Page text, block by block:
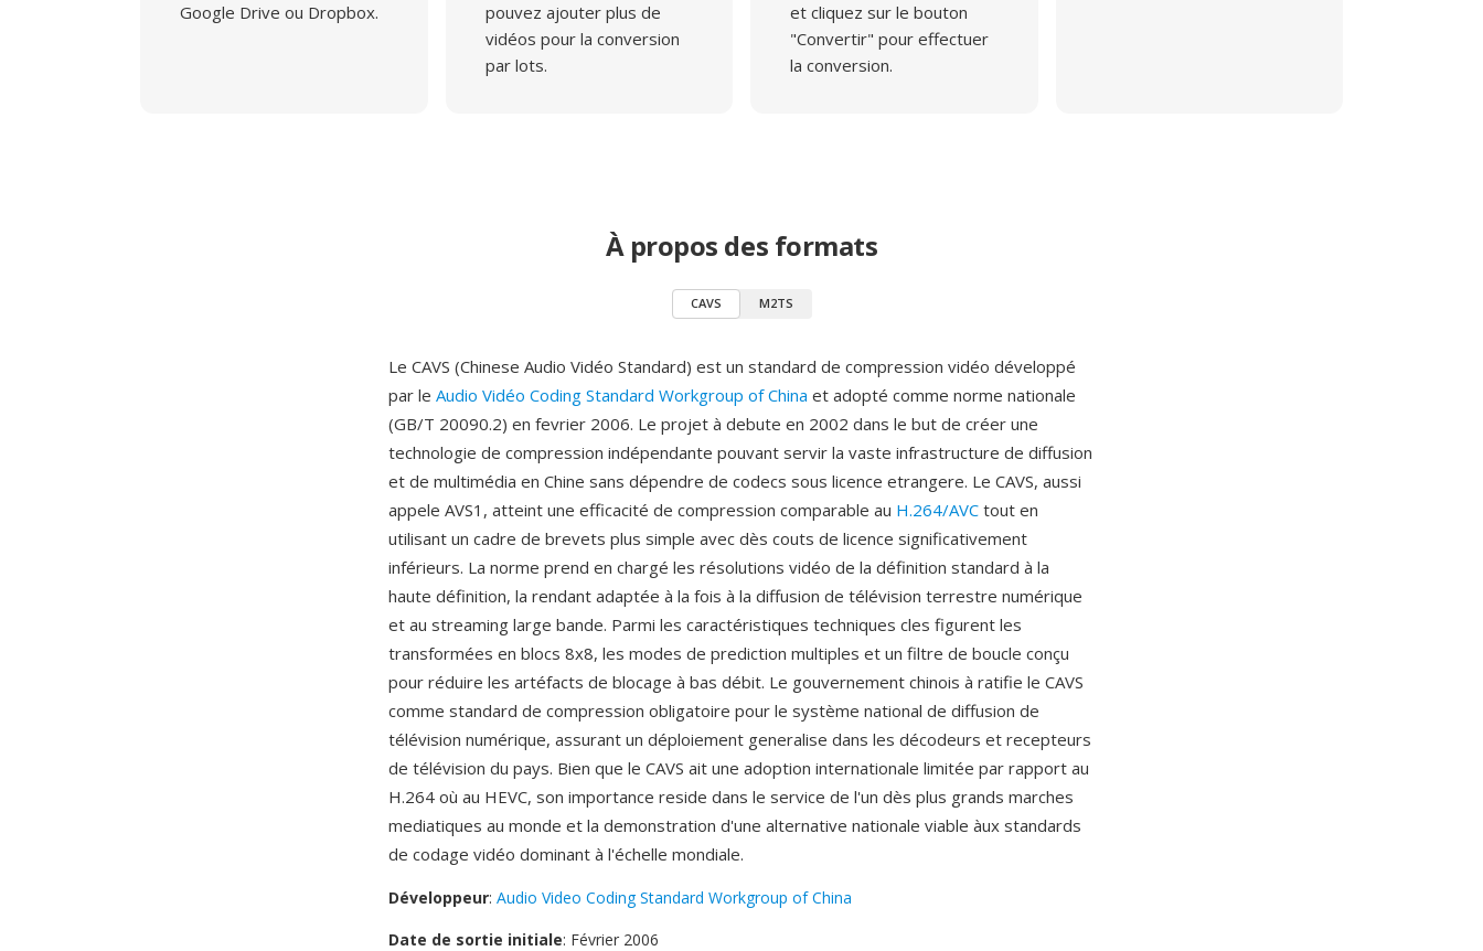
Google Drive ou Dropbox.
pouvez ajouter plus de
vidéos pour la conversion
par lots.
et cliquez sur le bouton
"Convertir" pour effectuer
la conversion.
À propos des formats
CAVS M2TS
Le CAVS (Chinese Audio Vidéo Standard) est un standard de compression vidéo développé
par le Audio Vidéo Coding Standard Workgroup of China et adopté comme norme nationale
(GB/T 20090.2) en fevrier 2006. Le projet à debute en 2002 dans le but de créer une
technologie de compression indépendante pouvant servir la vaste infrastructure de diffusion
et de multimédia en Chine sans dépendre de codecs sous licence etrangere. Le CAVS, aussi
appele AVS1, atteint une efficacité de compression comparable au H.264/AVC tout en
utilisant un cadre de brevets plus simple avec dès couts de licence significativement
inférieurs. La norme prend en chargé les résolutions vidéo de la définition standard à la
haute définition, la rendant adaptée à la fois à la diffusion de télévision terrestre numérique
et au streaming large bande. Parmi les caractéristiques techniques cles figurent les
transformées en blocs 8x8, les modes de prediction multiples et un filtre de boucle conçu
pour réduire les artéfacts de blocage à bas débit. Le gouvernement chinois à ratifie le CAVS
comme standard de compression obligatoire pour le système national de diffusion de
télévision numérique, assurant un déploiement generalise dans les décodeurs et recepteurs
de télévision du pays. Bien que le CAVS ait une adoption internationale limitée par rapport au
H.264 où au HEVC, son importance reside dans le service de l'un dès plus grands marches
mediatiques au monde et la demonstration d'une alternative nationale viable àux standards
de codage vidéo dominant à l'échelle mondiale.
Développeur: Audio Video Coding Standard Workgroup of China
Date de sortie initiale: Février 2006